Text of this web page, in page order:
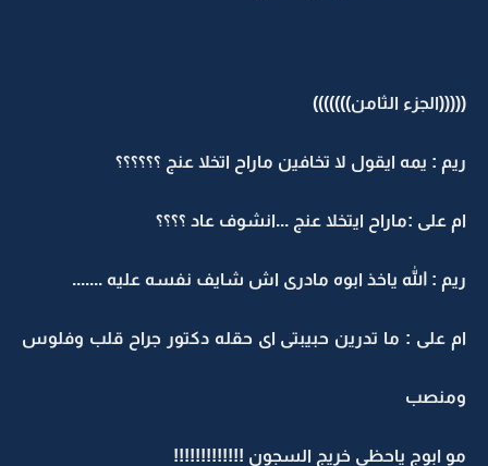
(((((الجزء الثامن)))))))
ريم : يمه ايقول لا تخافين ماراح اتخلا عنج ؟؟؟؟؟؟
ام على :ماراح ايتخلا عنج ...انشوف عاد ؟؟؟؟
ريم : الله ياخذ ابوه مادرى اش شايف نفسه عليه .......
ام على : ما تدرين حبيبتى اى حقله دكتور جراح قلب وفلوس
ومنصب
مو ابوج ياحظى خريج السجون !!!!!!!!!!!!!